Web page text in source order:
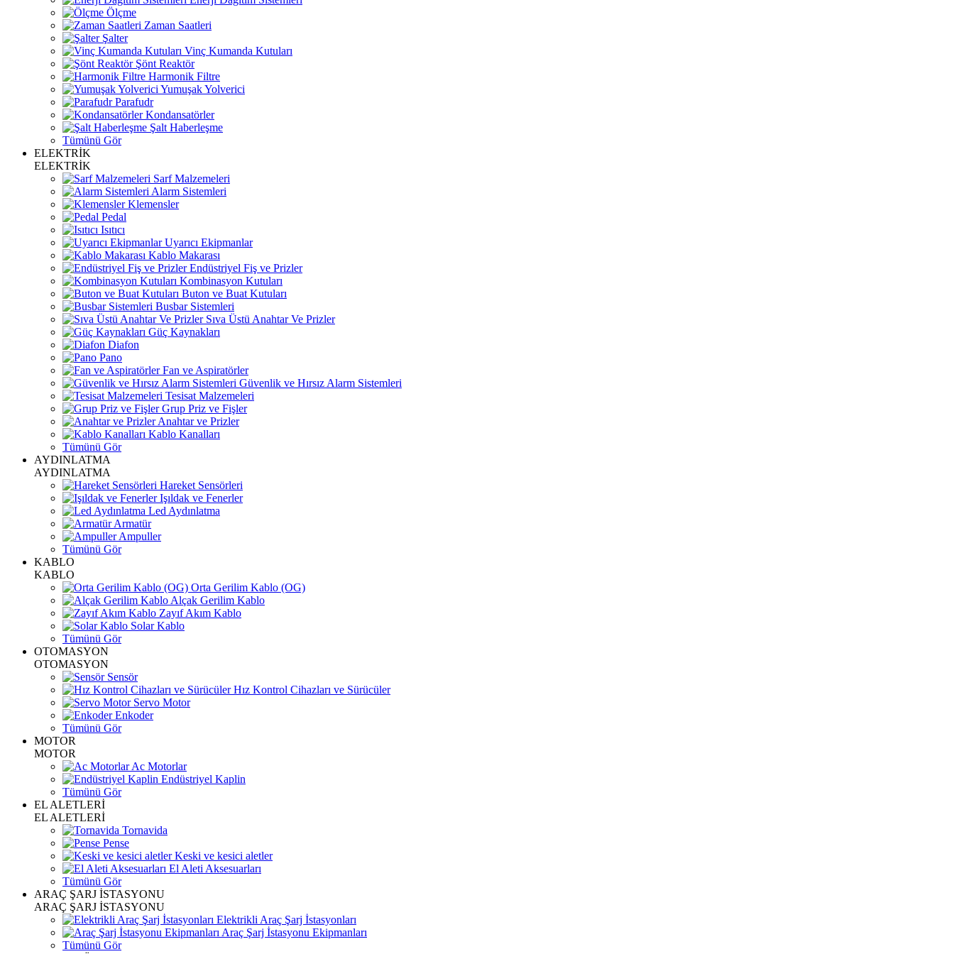
Ölçme
Zaman Saatleri
Şalter
Vinç Kumanda Kutuları
Şönt Reaktör
Harmonik Filtre
Yumuşak Yolverici
Parafudr
Kondansatörler
Şalt Haberleşme
Tümünü Gör
ELEKTRİK
ELEKTRİK
Sarf Malzemeleri
Alarm Sistemleri
Klemensler
Pedal
Isıtıcı
Uyarıcı Ekipmanlar
Kablo Makarası
Endüstriyel Fiş ve Prizler
Kombinasyon Kutuları
Buton ve Buat Kutuları
Busbar Sistemleri
Sıva Üstü Anahtar Ve Prizler
Güç Kaynakları
Diafon
Pano
Fan ve Aspiratörler
Güvenlik ve Hırsız Alarm Sistemleri
Tesisat Malzemeleri
Grup Priz ve Fişler
Anahtar ve Prizler
Kablo Kanalları
Tümünü Gör
AYDINLATMA
AYDINLATMA
Hareket Sensörleri
Işıldak ve Fenerler
Led Aydınlatma
Armatür
Ampuller
Tümünü Gör
KABLO
KABLO
Orta Gerilim Kablo (OG)
Alçak Gerilim Kablo
Zayıf Akım Kablo
Solar Kablo
Tümünü Gör
OTOMASYON
OTOMASYON
Sensör
Hız Kontrol Cihazları ve Sürücüler
Servo Motor
Enkoder
Tümünü Gör
MOTOR
MOTOR
Ac Motorlar
Endüstriyel Kaplin
Tümünü Gör
EL ALETLERİ
EL ALETLERİ
Tornavida
Pense
Keski ve kesici aletler
El Aleti Aksesuarları
Tümünü Gör
ARAÇ ŞARJ İSTASYONU
ARAÇ ŞARJ İSTASYONU
Elektrikli Araç Şarj İstasyonları
Araç Şarj İstasyonu Ekipmanları
Tümünü Gör